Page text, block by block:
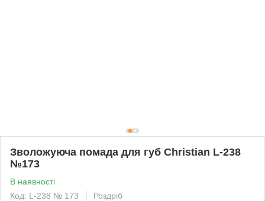
Зволожуюча помада для губ Christian L-238
№173
В наявності
Код: L-238 № 173
Роздріб